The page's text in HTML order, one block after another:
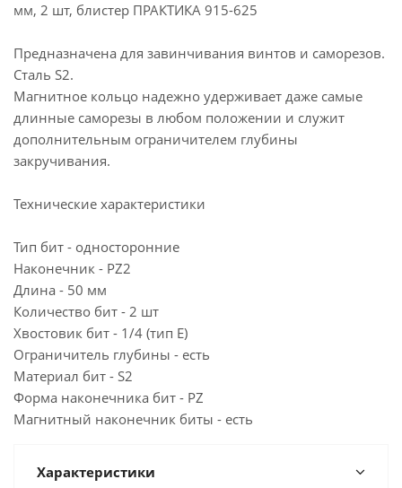
мм, 2 шт, блистер ПРАКТИКА 915-625
Предназначена для завинчивания винтов и саморезов.
Сталь S2.
Магнитное кольцо надежно удерживает даже самые
длинные саморезы в любом положении и служит
дополнительным ограничителем глубины
закручивания.
Технические характеристики
Тип бит - односторонние
Наконечник - PZ2
Длина - 50 мм
Количество бит - 2 шт
Хвостовик бит - 1/4 (тип Е)
Ограничитель глубины - есть
Материал бит - S2
Форма наконечника бит - PZ
Магнитный наконечник биты - есть
Характеристики